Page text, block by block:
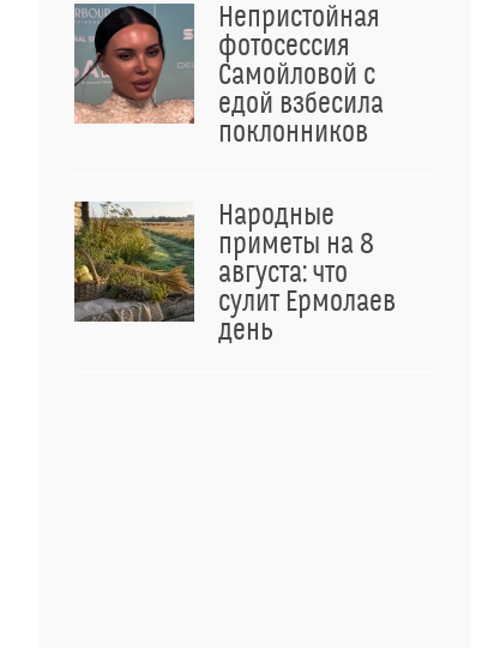
Непристойная
фотосессия
Самойловой с
едой взбесила
поклонников
Народные
приметы на 8
августа: что
сулит Ермолаев
день